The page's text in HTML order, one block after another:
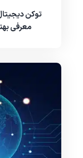
توکن
معرفی